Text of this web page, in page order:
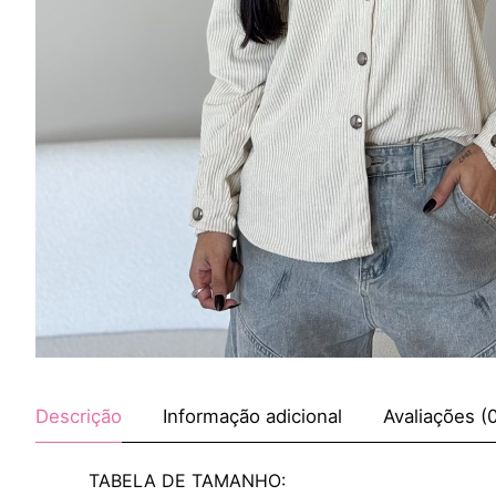
Descrição Informação adicional Avaliações
TABELA DE TAMANHO: